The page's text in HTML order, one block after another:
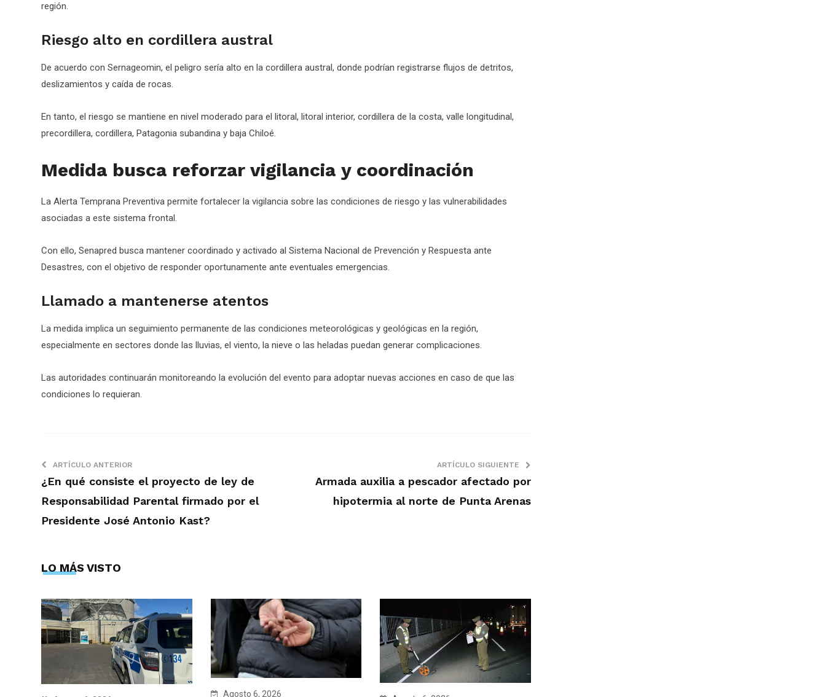
región.
Riesgo alto en cordillera austral
De acuerdo con Sernageomin, el peligro sería alto en la cordillera austral, donde podrían registrarse flujos de detritos,
deslizamientos y caída de rocas.
En tanto, el riesgo se mantiene en nivel moderado para el litoral, litoral interior, cordillera de la costa, valle longitudinal,
precordillera, cordillera, Patagonia subandina y baja Chiloé.
Medida busca reforzar vigilancia y coordinación
La Alerta Temprana Preventiva permite fortalecer la vigilancia sobre las condiciones de riesgo y las vulnerabilidades
asociadas a este sistema frontal.
Con ello, Senapred busca mantener coordinado y activado al Sistema Nacional de Prevención y Respuesta ante
Desastres, con el objetivo de responder oportunamente ante eventuales emergencias.
Llamado a mantenerse atentos
La medida implica un seguimiento permanente de las condiciones meteorológicas y geológicas en la región,
especialmente en sectores donde las lluvias, el viento, la nieve o las heladas puedan generar complicaciones.
Las autoridades continuarán monitoreando la evolución del evento para adoptar nuevas acciones en caso de que las
condiciones lo requieran.
ARTÍCULO ANTERIOR
¿En qué consiste el proyecto de ley de
Responsabilidad Parental firmado por el
Presidente José Antonio Kast?
ARTÍCULO SIGUIENTE
Armada auxilia a pescador afectado por
hipotermia al norte de Punta Arenas
LO MÁS VISTO
Agosto 6, 2026